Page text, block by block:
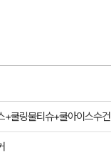
+쿨링물티슈+쿨아이스수